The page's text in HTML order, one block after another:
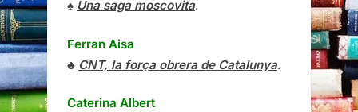
♠ Una saga moscovita.
Ferran Aisa
♣ CNT, la força obrera de Catalunya.
Caterina Albert